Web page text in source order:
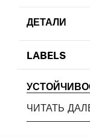
ДЕТАЛИ
LABELS
ЧИТАТЬ